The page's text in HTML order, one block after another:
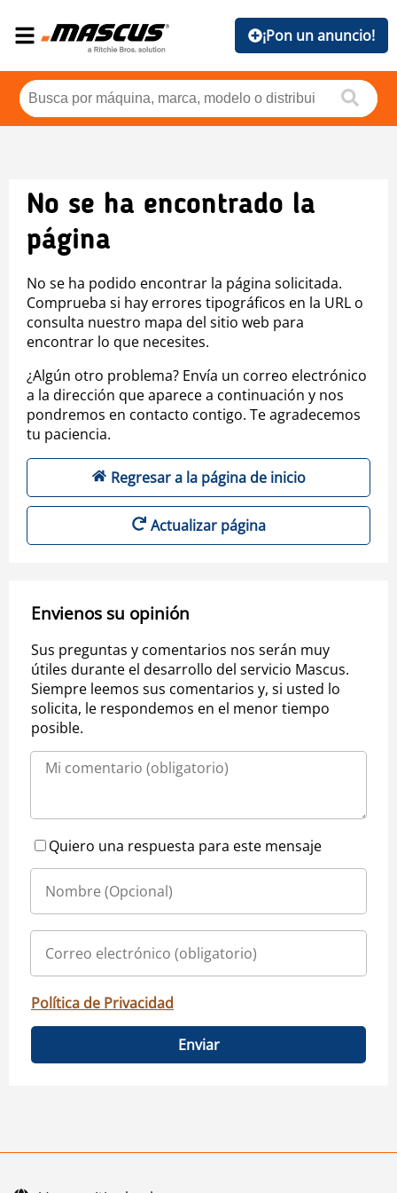
¡Pon un anuncio!
No se ha encontrado la
página
No se ha podido encontrar la página solicitada.
Comprueba si hay errores tipográficos en la URL o
consulta nuestro mapa del sitio web para
encontrar lo que necesites.
¿Algún otro problema? Envía un correo electrónico
a la dirección que aparece a continuación y nos
pondremos en contacto contigo. Te agradecemos
tu paciencia.
Regresar a la página de inicio
Actualizar página
Envienos su opinión
Sus preguntas y comentarios nos serán muy
útiles durante el desarrollo del servicio Mascus.
Siempre leemos sus comentarios y, si usted lo
solicita, le respondemos en el menor tiempo
posible.
Quiero una respuesta para este mensaje
Política de Privacidad
Enviar